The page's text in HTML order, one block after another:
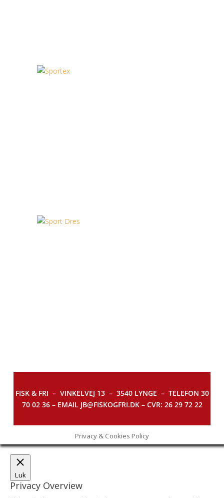
FISK & FRI – VINKELVEJ 13 – 3540 LYNGE – TELEFON 30
70 02 36 – EMAIL JB@FISKOGFRI.DK – CVR: 26 29 72 22
Privacy & Cookies Policy
Luk
Privacy Overview